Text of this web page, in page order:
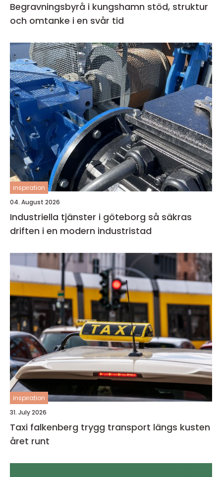
Begravningsbyrå i kungshamn stöd, struktur
och omtanke i en svår tid
inspiration
04. August 2026
Industriella tjänster i göteborg så säkras
driften i en modern industristad
inspiration
31. July 2026
Taxi falkenberg trygg transport längs kusten
året runt